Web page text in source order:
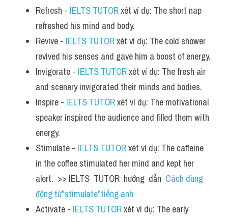
Refresh - IELTS TUTOR xét ví dụ: The short nap
refreshed his mind and body.
Revive - IELTS TUTOR xét ví dụ: The cold shower
revived his senses and gave him a boost of energy.
Invigorate - IELTS TUTOR xét ví dụ: The fresh air
and scenery invigorated their minds and bodies.
Inspire - IELTS TUTOR xét ví dụ: The motivational
speaker inspired the audience and filled them with
energy.
Stimulate - IELTS TUTOR xét ví dụ: The caffeine
in the coffee stimulated her mind and kept her
alert.  >> IELTS  TUTOR  hướng  dẫn Cách dùng
động từ"stimulate"tiếng anh
Activate - IELTS TUTOR xét ví dụ: The early